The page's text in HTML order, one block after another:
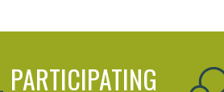
PARTICIPATING